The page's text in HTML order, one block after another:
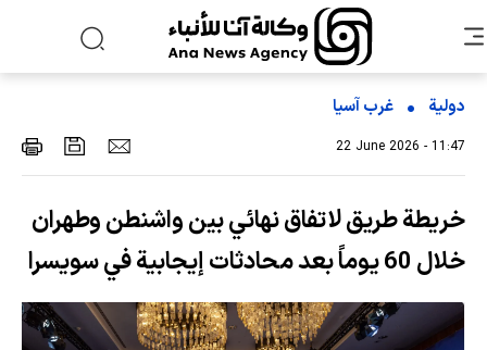
دولية غرب آسیا
22 June 2026 - 11:47
خريطة طريق لاتفاق نهائي بين واشنطن وطهران
خلال 60 يوماً بعد محادثات إيجابية في سويسرا